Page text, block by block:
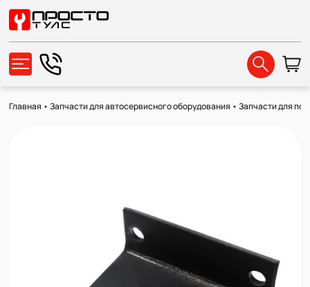
Главная •Запчасти для автосервисного оборудования •Запчасти для